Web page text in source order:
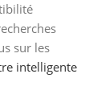
sur les
intelligente